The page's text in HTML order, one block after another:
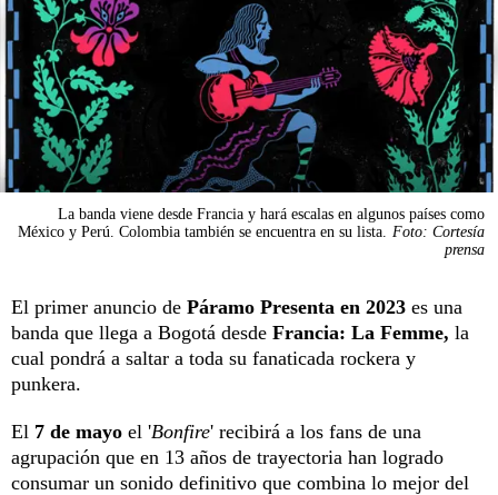
La banda viene desde Francia y hará escalas en algunos países como
México y Perú. Colombia también se encuentra en su lista.
Foto: Cortesía
prensa
El primer anuncio de Páramo Presenta en 2023 es una
banda que llega a Bogotá desde Francia: La Femme, la
cual pondrá a saltar a toda su fanaticada rockera y
punkera.
El 7 de mayo el 'Bonfire' recibirá a los fans de una
agrupación que en 13 años de trayectoria han logrado
consumar un sonido definitivo que combina lo mejor del